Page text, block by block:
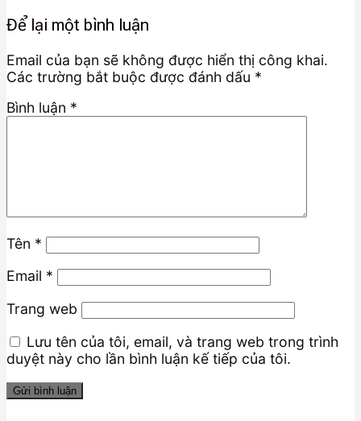
Để lại một bình luận
Email của bạn sẽ không được hiển thị công khai.
Các trường bắt buộc được đánh dấu *
Bình luận *
Tên *
Email *
Trang web
Lưu tên của tôi, email, và trang web trong trình
duyệt này cho lần bình luận kế tiếp của tôi.